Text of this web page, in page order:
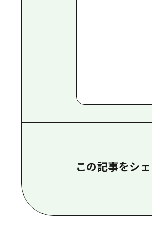
この記事をシ